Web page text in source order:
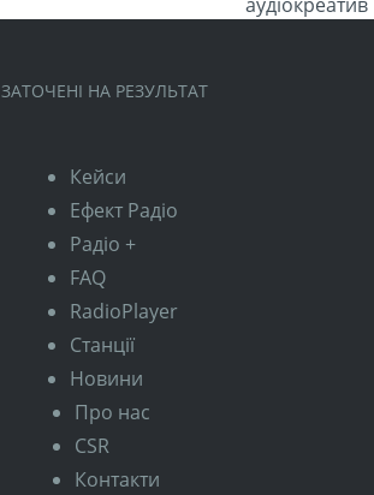
ЗАТОЧЕНІ НА РЕЗУЛЬТАТ
Кейси
Ефект Радіо
Радіо +
FAQ
RadioPlayer
Станції
Новини
Про нас
CSR
Контакти